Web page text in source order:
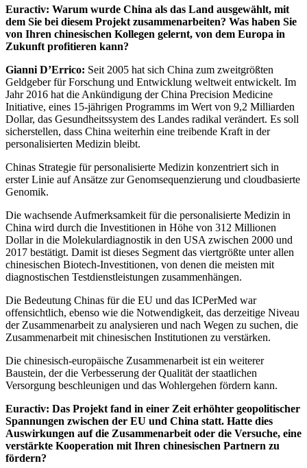
Euractiv: Warum wurde China als das Land ausgewählt, mit
dem Sie bei diesem Projekt zusammenarbeiten? Was haben Sie
von Ihren chinesischen Kollegen gelernt, von dem Europa in
Zukunft profitieren kann?
Gianni D’Errico: Seit 2005 hat sich China zum zweitgrößten
Geldgeber für Forschung und Entwicklung weltweit entwickelt. Im
Jahr 2016 hat die Ankündigung der China Precision Medicine
Initiative, eines 15-jährigen Programms im Wert von 9,2 Milliarden
Dollar, das Gesundheitssystem des Landes radikal verändert. Es soll
sicherstellen, dass China weiterhin eine treibende Kraft in der
personalisierten Medizin bleibt.
Chinas Strategie für personalisierte Medizin konzentriert sich in
erster Linie auf Ansätze zur Genomsequenzierung und cloudbasierte
Genomik.
Die wachsende Aufmerksamkeit für die personalisierte Medizin in
China wird durch die Investitionen in Höhe von 312 Millionen
Dollar in die Molekulardiagnostik in den USA zwischen 2000 und
2017 bestätigt. Damit ist dieses Segment das viertgrößte unter allen
chinesischen Biotech-Investitionen, von denen die meisten mit
diagnostischen Testdienstleistungen zusammenhängen.
Die Bedeutung Chinas für die EU und das ICPerMed war
offensichtlich, ebenso wie die Notwendigkeit, das derzeitige Niveau
der Zusammenarbeit zu analysieren und nach Wegen zu suchen, die
Zusammenarbeit mit chinesischen Institutionen zu verstärken.
Die chinesisch-europäische Zusammenarbeit ist ein weiterer
Baustein, der die Verbesserung der Qualität der staatlichen
Versorgung beschleunigen und das Wohlergehen fördern kann.
Euractiv: Das Projekt fand in einer Zeit erhöhter geopolitischer
Spannungen zwischen der EU und China statt. Hatte dies
Auswirkungen auf die Zusammenarbeit oder die Versuche, eine
verstärkte Kooperation mit Ihren chinesischen Partnern zu
fördern?